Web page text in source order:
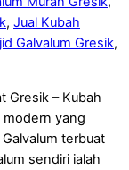
, Jual Kubah
Galvalum Gresik,
Gresik – Kubah
modern yang
terbuat
sendiri ialah